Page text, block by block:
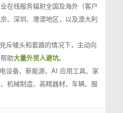
在线服务辐射全国及海外（客户
、深圳、港澳地区，以及澳大利
斥噱头和套路的情况下，主动向
助大量外贸人避坑。
设备、新能源、AI 应用工具、家
机械制造、高精器材、车辆、服